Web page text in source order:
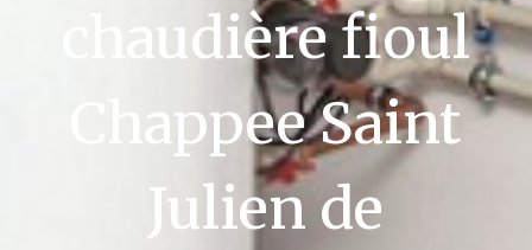
chaudière fioul
Chappee Saint
Julien de